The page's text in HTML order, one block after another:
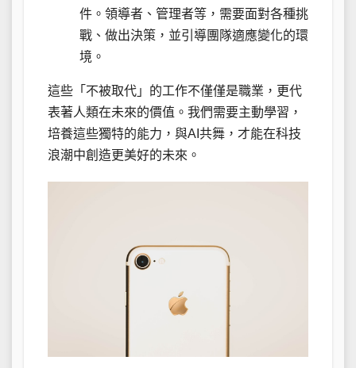
件。領導者、管理者等，需要面對各種挑
戰、做出決策，並引導團隊適應變化的環
境。
這些「不被取代」的工作不僅僅是職業，更代
表著人類在未來的價值。我們需要主動學習，
培養這些獨特的能力，與AI共舞，才能在科技
浪潮中創造更美好的未來。